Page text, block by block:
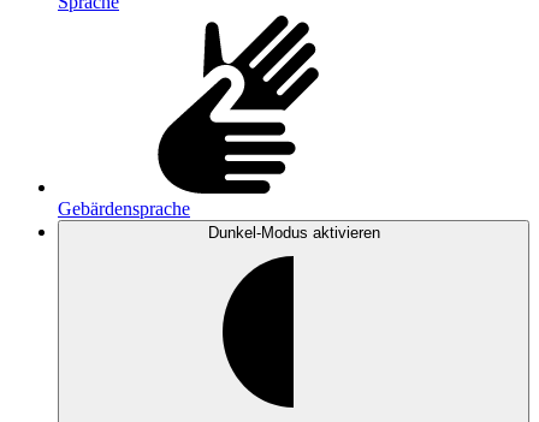
Gebärdensprache
Dunkel-Modus aktivieren